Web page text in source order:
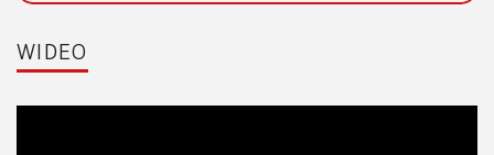
WIDEO